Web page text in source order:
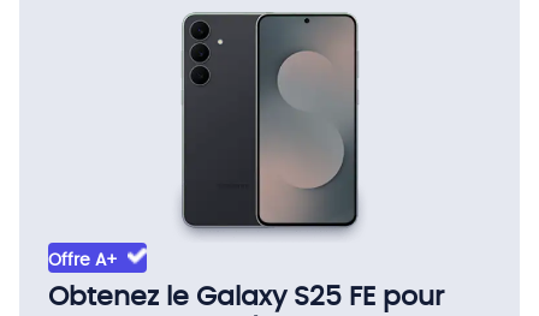
Offre A+
Obtenez le Galaxy S25 FE pour